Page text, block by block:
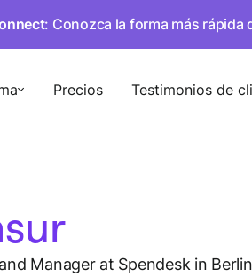
: Conozca la forma más
Precios Testimonios de
Manager at Spendesk in